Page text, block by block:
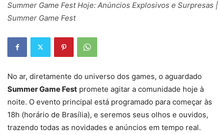
Summer Game Fest Hoje: Anúncios Explosivos e Surpresas |
Summer Game Fest
No ar, diretamente do universo dos games, o aguardado
Summer Game Fest promete agitar a comunidade hoje à
noite. O evento principal está programado para começar às
18h (horário de Brasília), e seremos seus olhos e ouvidos,
trazendo todas as novidades e anúncios em tempo real.